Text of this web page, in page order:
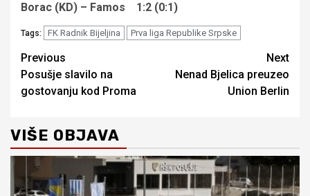
Borac (KD) – Famos 1:2 (0:1)
Tags: FK Radnik Bijeljina Prva liga Republike Srpske
Continue
Reading
Previous
Posušje slavilo na
gostovanju kod Proma
Next
Nenad Bjelica preuzeo
Union Berlin
VIŠE OBJAVA